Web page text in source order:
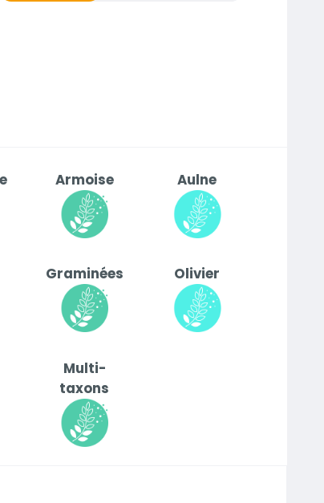
Armoise Aulne
Graminées Olivier
Multi-
taxons